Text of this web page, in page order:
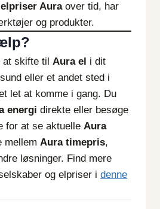
elpriser Auraover tid, har
og produkter.
at skifte til Aura el i dit
eller et andet sted i
let at komme i gang. Du
energi direkte eller besøge
for at se aktuelle Aura
mellem Aura timepris,
løsninger. Find mere
og elpriser i denne